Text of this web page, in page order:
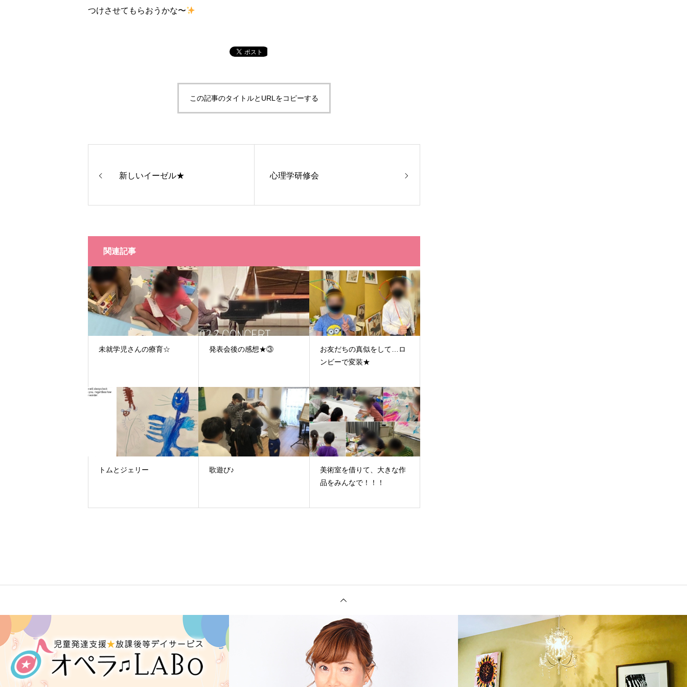
つけさせてもらおうかな〜
この記事のタイトルとURLをコピーする
新しいイーゼル★ 心理学研修会
関連記事
未就学児さんの療育☆ 発表会後の感想★③
お友だちの真似をして…ロ
ンビーで変装★
トムとジェリー 歌遊び♪
美術室を借りて、大きな作
品をみんなで！！！